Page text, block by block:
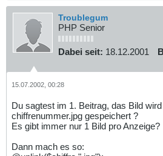
Troublegum
PHP Senior
Dabei seit: 18.12.2001
15.07.2002, 00:28
Du sagtest im 1. Beitrag, das Bild
chiffrenummer.jpg gespeichert ?
Es gibt immer nur 1 Bild pro Anzeige?
Dann mach es so: